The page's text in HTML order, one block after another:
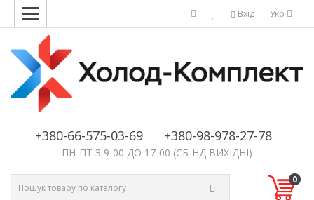
Укр
Вхід
+380-66-575-03-69 +380-98-978-27-78
ПН-ПТ З 9-00 ДО 17-00 (СБ-НД ВИХІДНІ)
0